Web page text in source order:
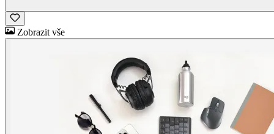
Zobrazit vše